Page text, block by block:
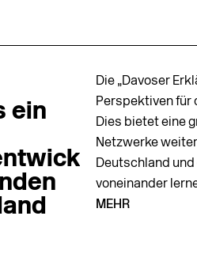
ein
Die „Davoser
Perspektiven für
Dies bietet eine
Netzwerke
Deutschland
voneinander
MEHR